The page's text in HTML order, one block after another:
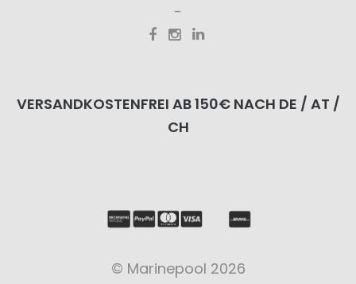
VERSANDKOSTENFREI AB 150€ NACH DE / AT /
CH
© Marinepool 2026